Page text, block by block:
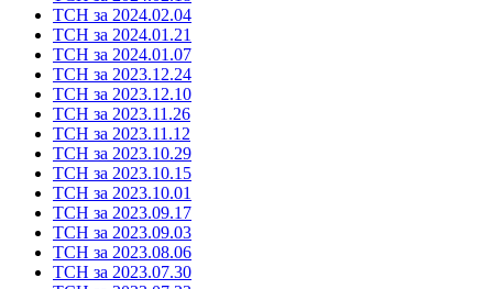
ТСН за 2024.02.04
ТСН за 2024.01.21
ТСН за 2024.01.07
ТСН за 2023.12.24
ТСН за 2023.12.10
ТСН за 2023.11.26
ТСН за 2023.11.12
ТСН за 2023.10.29
ТСН за 2023.10.15
ТСН за 2023.10.01
ТСН за 2023.09.17
ТСН за 2023.09.03
ТСН за 2023.08.06
ТСН за 2023.07.30